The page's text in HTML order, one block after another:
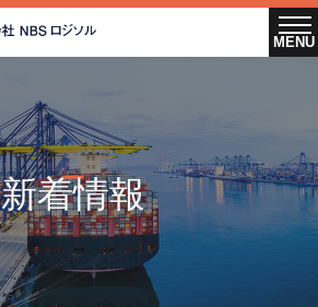
新着情報